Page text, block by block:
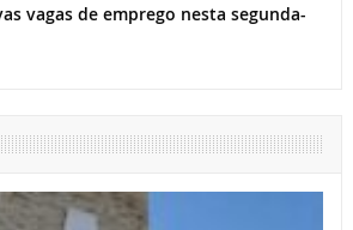
vagas de emprego nesta segunda-